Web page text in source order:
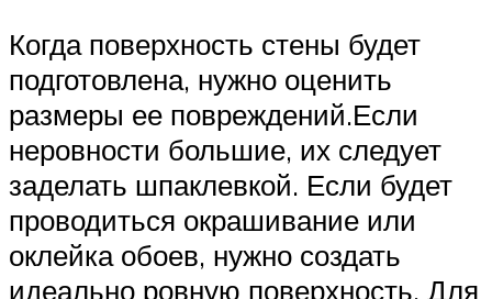
Когда поверхность стены будет
подготовлена, нужно оценить
размеры ее повреждений.Если
неровности большие, их следует
заделать шпаклевкой. Если будет
проводиться окрашивание или
оклейка обоев, нужно создать
идеально ровную поверхность. Для